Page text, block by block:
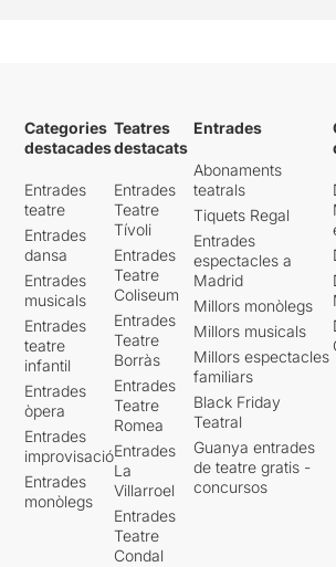
Categories
destacades
Entrades
teatre
Entrades
dansa
Entrades
musicals
Entrades
teatre
infantil
Entrades
òpera
Entrades
improvisació
Entrades
monòlegs
Teatres
destacats
Entrades
Teatre
Tívoli
Entrades
Teatre
Coliseum
Entrades
Teatre
Borràs
Entrades
Teatre
Romea
Entrades
La
Villarroel
Entrades
Teatre
Condal
Entrades
Abonaments
teatrals
Tiquets Regal
Entrades
espectacles a
Madrid
Millors monòlegs
Millors musicals
Millors espectacles
familiars
Black Friday
Teatral
Guanya entrades
de teatre gratis -
concursos